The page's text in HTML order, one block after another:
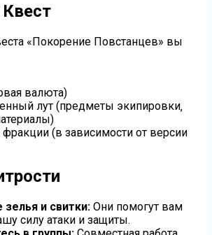
«Покорение Повстанцев» вы
валюта)
лут (предметы экипировки‚
(в зависимости от версии
зелья и свитки: Они помогут вам
силу атаки и защиты.